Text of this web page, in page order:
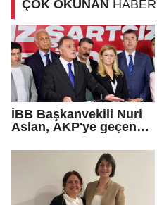
ÇOK OKUNAN
İBB Başkanvekili Nuri
Aslan, AKP'ye geçen
iddialarına yanıt verdi